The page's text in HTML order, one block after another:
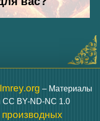
Imrey.org – Материалы
CC BY-ND-NC 1.0